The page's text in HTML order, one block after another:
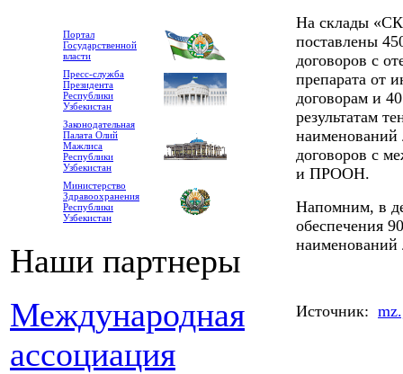
Портал
Государственной
власти
Пресс-служба
Президента
Республики
Узбекистан
Законодательная
Палата Олий
Мажлиса
Республики
Узбекистан
Министерство
Здравоохранения
Республики
Узбекистан
Наши партнеры
Международная
ассоциация
На склады
поставлены
договоров с
препарата от
договорам и
результатам
наименований
договоров с
и ПРООН.
Напомним, в
обеспечения
наименований
Источник: